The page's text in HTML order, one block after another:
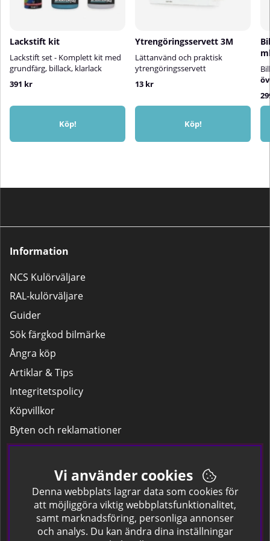
varje lager3. Efter
ner och spraya i cirka 5
sekunderTorktidÖvermålningsbar
efter ca 2 timmarFaktisk torktid
kan påverkas av temperatur,
luftfuktighet och färgskiktets
Lackstift kit
Lackstift set - Komplett kit med
grundfärg, billack, klarlack
391 kr
Köp!
Ytrengöringsservett 3M
Lättanvänd och praktisk
ytrengöringsservett
13 kr
Köp!
Information
NCS Kulörväljare
RAL-kulörväljare
Guider
Sök färgkod bilmärke
Ångra köp
Artiklar & Tips
Integritetspolicy
Köpvillkor
Byten och reklamationer
Leverans
Hitta färgkoden på bilen.
Företagskund
Om oss
Vi använder cookies
Denna webbplats lagrar data som cookies för
att möjliggöra viktig webbplatsfunktionalitet,
samt marknadsföring, personliga annonser
och analys. Du kan ändra dina inställningar